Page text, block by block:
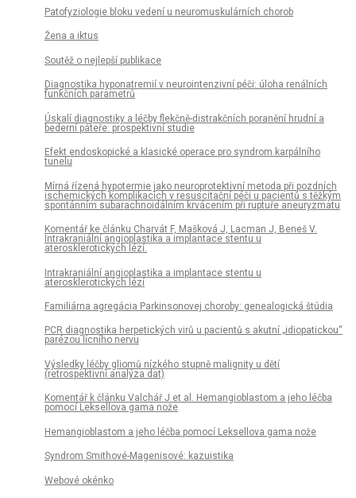
Patofyziologie bloku vedení u neuromuskulárních chorob
Žena a iktus
Soutěž o nejlepší publikace
Diagnostika hyponatremií v neurointenzivní péči: úloha renálních
funkčních parametrů
Úskalí diagnostiky a léčby flekčně-distrakčních poranění hrudní a
bederní páteře: prospektivní studie
Efekt endoskopické a klasické operace pro syndrom karpálního
tunelu
Mírná řízená hypotermie jako neuroprotektivní metoda při pozdních
ischemických komplikacích v resuscitační péči u pacientů s těžkým
spontánním subarachnoidálním krvácením při ruptuře aneuryzmatu
Komentář ke článku Charvát F, Mašková J, Lacman J, Beneš V.
Intrakraniální angioplastika a implantace stentu u
aterosklerotických lézí.
Intrakraniální angioplastika a implantace stentu u
aterosklerotických lézí
Familiárna agregácia Parkinsonovej choroby: genealogická štúdia
PCR diagnostika herpetických virů u pacientů s akutní „idiopatickou“
parézou lícního nervu
Výsledky léčby gliomů nízkého stupně malignity u dětí
(retrospektivní analýza dat)
Komentář k článku Valchář J et al. Hemangioblastom a jeho léčba
pomocí Leksellova gama nože
Hemangioblastom a jeho léčba pomocí Leksellova gama nože
Syndrom Smithové-Magenisové: kazuistika
Webové okénko